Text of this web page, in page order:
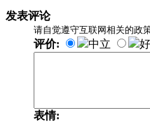
发表评论
请自觉遵守互联网相关的政
评价: 中立
表情: